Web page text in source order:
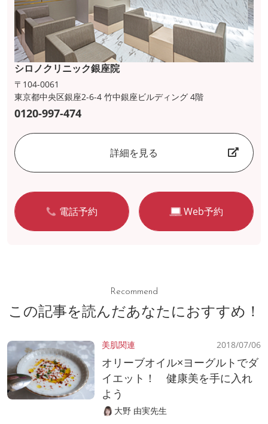
シロノクリニック銀座院
〒104-0061
東京都中央区銀座2-6-4 竹中銀座ビルディング 4階
0120-997-474
詳細を見る
電話予約 Web予約
Recommend
この記事を読んだあなたにおすすめ！
美肌関連 2018/07/06
オリーブオイル×ヨーグルトでダ
イエット！ 健康美を手に入れ
よう
大野 由実先生